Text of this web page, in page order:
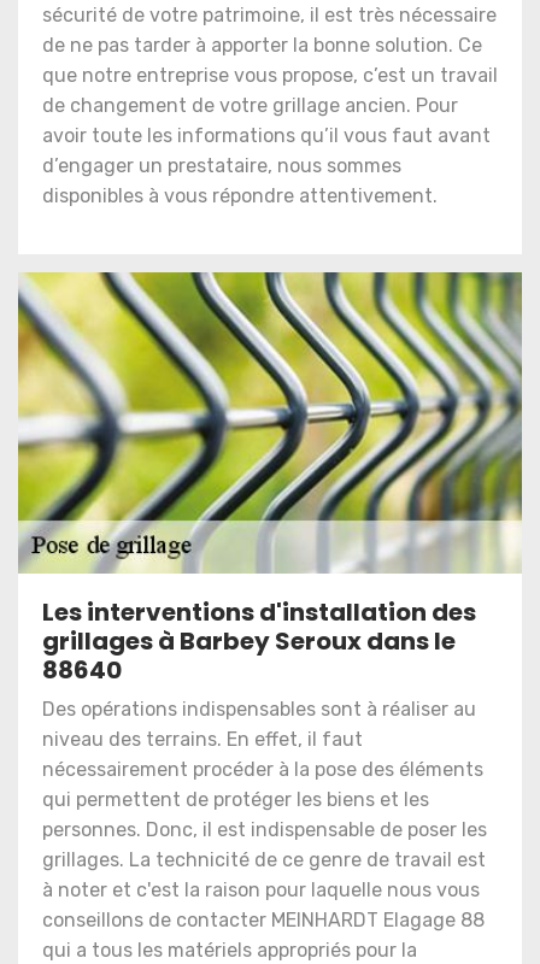
sécurité de votre patrimoine, il est très nécessaire
de ne pas tarder à apporter la bonne solution. Ce
que notre entreprise vous propose, c’est un travail
de changement de votre grillage ancien. Pour
avoir toute les informations qu’il vous faut avant
d’engager un prestataire, nous sommes
disponibles à vous répondre attentivement.
Les interventions d'installation des
grillages à Barbey Seroux dans le
88640
Des opérations indispensables sont à réaliser au
niveau des terrains. En effet, il faut
nécessairement procéder à la pose des éléments
qui permettent de protéger les biens et les
personnes. Donc, il est indispensable de poser les
grillages. La technicité de ce genre de travail est
à noter et c'est la raison pour laquelle nous vous
conseillons de contacter MEINHARDT Elagage 88
qui a tous les matériels appropriés pour la